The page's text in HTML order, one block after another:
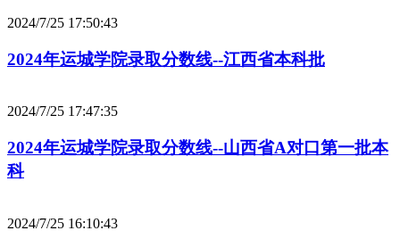
2024/7/25 17:50:43
2024年运城学院录取分数线--江西省本科批
2024/7/25 17:47:35
2024年运城学院录取分数线--山西省A对口第一批本
科
2024/7/25 16:10:43